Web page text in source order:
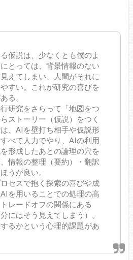
仮説は、少なくとも僕のよ
とっては、背景情報のない
えてしまい、人間がそれに
すい。これが研究の喜びを
る。
研究をさらって「地図をつ
ストーリー（仮説）をつく
、AIを壁打ち相手や仮説形
べて人力でやり、AIの利用
形成したあとの論理の穴を
情報の整理（要約）・翻訳
うが良い。
セスで抱く探索の喜びや成
を用いることでの処理の高
レードオフの関係にある
にはそう見えてしまう）。
るかという心理的課題があ